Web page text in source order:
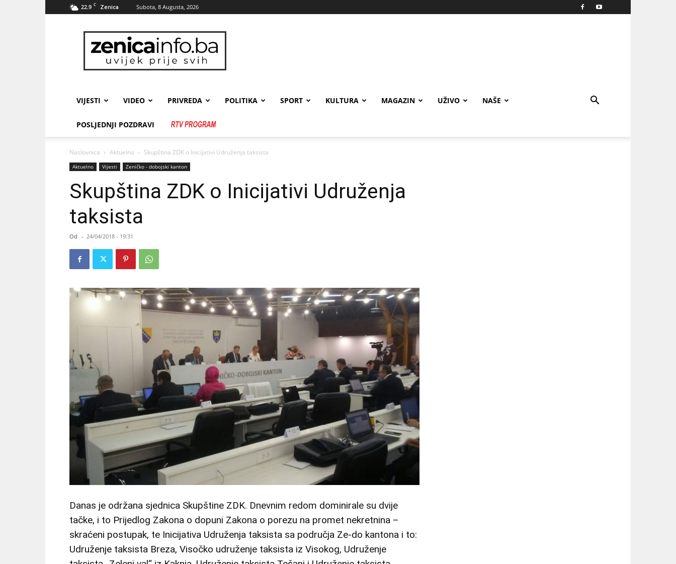
22.9 C Zenica Subota, 8 Augusta, 2026
zenicainfo.ba
VIJESTI VIDEO PRIVREDA POLITIKA SPORT KULTURA MAGAZIN UŽIVO NAŠE
POSLJEDNJI POZDRAVI
Naslovnica Aktuelno Skupština ZDK o Inicijativi Udruženja taksista
Aktuelno Vijesti Zeničko - dobojski kanton
Skupština ZDK o Inicijativi Udruženja
taksista
Od - 24/04/2018 - 19:31
Danas je održana sjednica Skupštine ZDK. Dnevnim redom dominirale su dvije
tačke, i to Prijedlog Zakona o dopuni Zakona o porezu na promet nekretnina –
skraćeni postupak, te Inicijativa Udruženja taksista sa područja Ze-do kantona i to:
Udruženje taksista Breza, Visočko udruženje taksista iz Visokog, Udruženje